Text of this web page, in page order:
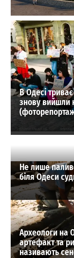
На Одещині
переселенців:
27-07-2026 в 19:31
ВИБІР РЕДАКЦІЇ
В Одесі
знову вийшли
Не лише
біля Одеси
Археологи на
артефакт та
називають